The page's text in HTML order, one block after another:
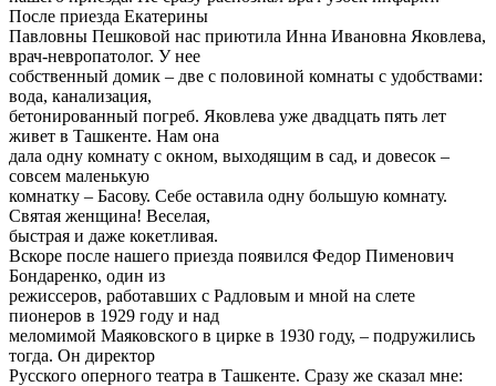
После приезда Екатерины
Павловны Пешковой нас приютила Инна Ивановна Яковлева,
врач-невропатолог. У нее
собственный домик – две с половиной комнаты с удобствами:
вода, канализация,
бетонированный погреб. Яковлева уже двадцать пять лет
живет в Ташкенте. Нам она
дала одну комнату с окном, выходящим в сад, и довесок –
совсем маленькую
комнатку – Басову. Себе оставила одну большую комнату.
Святая женщина! Веселая,
быстрая и даже кокетливая.
Вскоре после нашего приезда появился Федор Пименович
Бондаренко, один из
режиссеров, работавших с Радловым и мной на слете
пионеров в 1929 году и над
меломимой Маяковского в цирке в 1930 году, – подружились
тогда. Он директор
Русского оперного театра в Ташкенте. Сразу же сказал мне: